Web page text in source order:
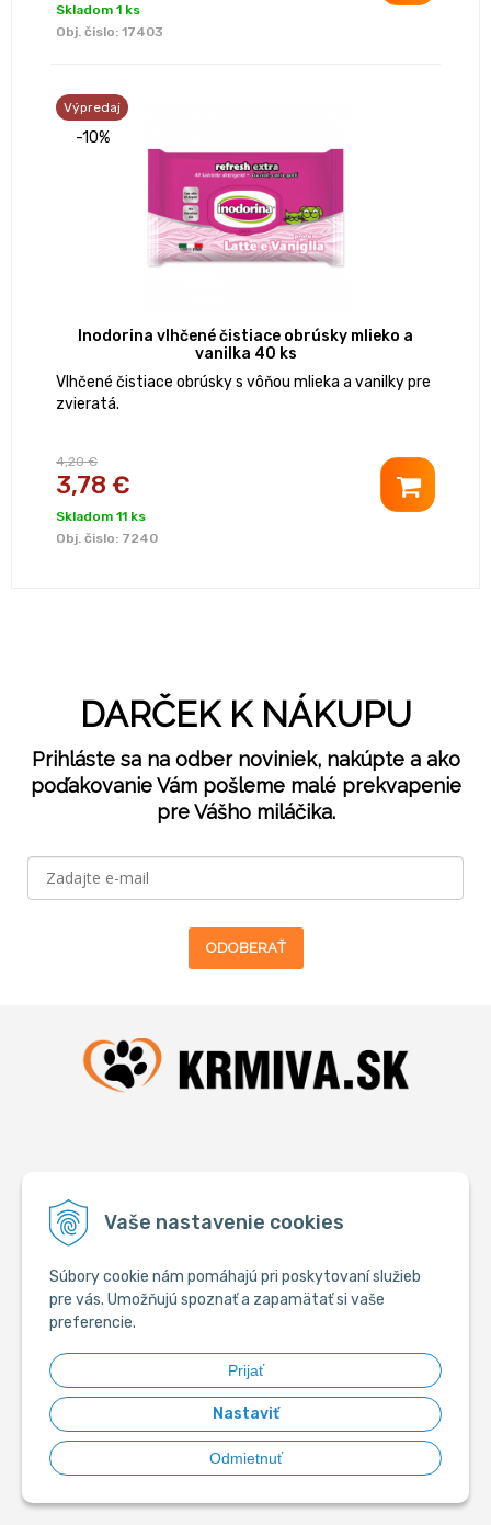
Vaše nastavenie cookies
Súbory cookie nám pomáhajú pri poskytovaní služieb
pre vás. Umožňujú spoznať a zapamätať si vaše
preferencie.
Prijať
Nastaviť
Odmietnuť
Skladom 1 ks
Obj. čislo: 17403
Výpredaj
-10%
Inodorina vlhčené čistiace obrúsky mlieko a
vanilka 40 ks
Vlhčené čistiace obrúsky s vôňou mlieka a vanilky pre
zvieratá.
4,20 €
3,78 €
Skladom 11 ks
Obj. čislo: 7240
DARČEK K NÁKUPU
Prihláste sa na odber noviniek, nakúpte a ako
poďakovanie Vám pošleme malé prekvapenie
pre Vášho miláčika.
ODOBERAŤ
Obchodné podmienky
Reklamačný poriadok
Ochrana súkromia
Súbory cookies
Doprava